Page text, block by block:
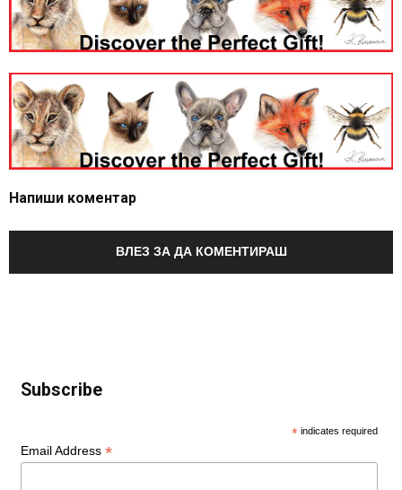
Напиши коментар
ВЛЕЗ ЗА ДА КОМЕНТИРАШ
Subscribe
* indicates required
Email Address *